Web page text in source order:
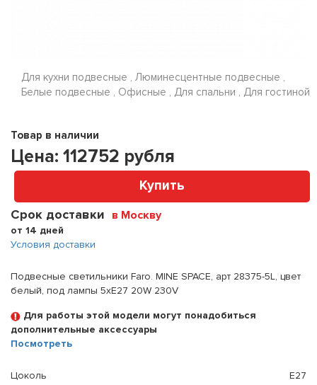
Для кухни подвесные , Люминесцентные подвесные ,
Белые подвесные , Офисные , Для спальни , Для гостиной
Товар в наличии
Цена: 112752 рубля
Купить
Срок доставки в Москву
от 14 дней
Условия доставки
Подвесные светильники Faro. MINE SPACE, арт 28375-5L, цвет
белый, под лампы 5xE27 20W 230V
Для работы этой модели могут понадобиться
дополнительные аксессуары
Посмотреть
Цоколь
E27